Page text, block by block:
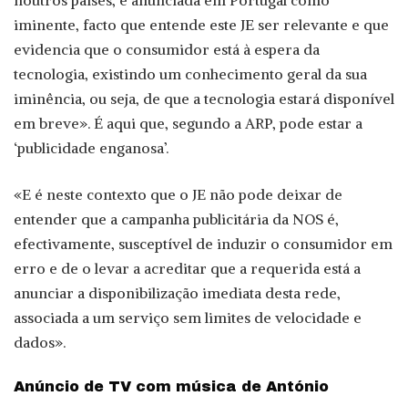
iminente, facto que entende este JE ser relevante e que
evidencia que o consumidor está à espera da
tecnologia, existindo um conhecimento geral da sua
iminência, ou seja, de que a tecnologia estará disponível
em breve». É aqui que, segundo a ARP, pode estar a
‘publicidade enganosa’.
«E é neste contexto que o JE não pode deixar de
entender que a campanha publicitária da NOS é,
efectivamente, susceptível de induzir o consumidor em
erro e de o levar a acreditar que a requerida está a
anunciar a disponibilização imediata desta rede,
associada a um serviço sem limites de velocidade e
dados».
Anúncio de TV com música de António